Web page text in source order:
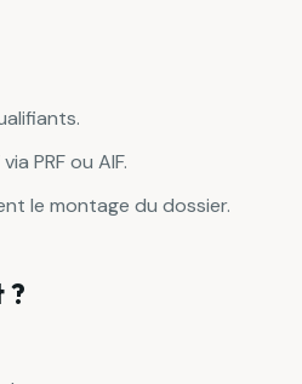
PRF ou AIF.
le montage du dossier.
?